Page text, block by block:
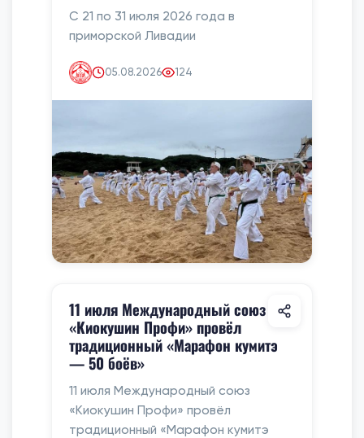
С 21 по 31 июля 2026 года в
приморской Ливадии
05.08.2026 124
11 июля Международный союз
«Киокушин Профи» провёл
традиционный «Марафон кумитэ
— 50 боёв»
11 июля Международный союз
«Киокушин Профи» провёл
традиционный «Марафон кумитэ